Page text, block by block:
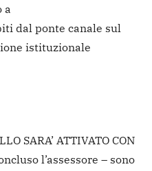
a
dal ponte canale sul
istituzionale
SARA’ ATTIVATO CON
l’assessore – sono